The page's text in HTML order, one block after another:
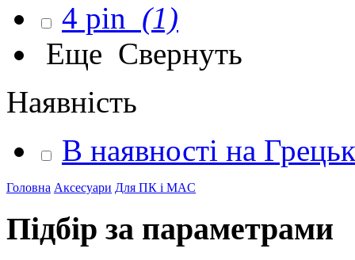
4 pin (1)
Еще Свернуть
Наявність
В наявності на
Головна Аксесуари Для ПК і MAC
Підбір за параметрами